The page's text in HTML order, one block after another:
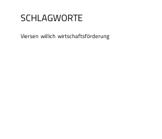
SCHLAGWORTE
Viersen willich wirtschaftsförderung